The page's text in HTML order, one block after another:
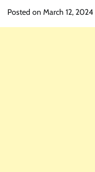
Posted on March 12, 2024